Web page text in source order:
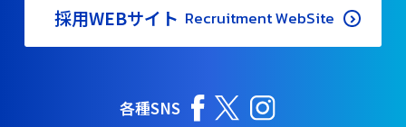
採用WEBサイト Recruitment WebSite
各種SNS